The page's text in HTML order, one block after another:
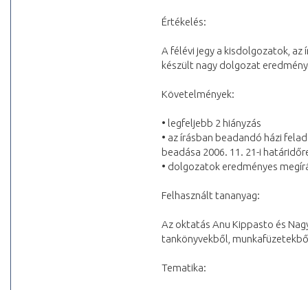
Értékelés:
A félévi jegy a kisdolgozatok,
készült nagy dolgozat
Követelmények:
• legfeljebb 2 hiányzás
• az írásban beadandó házi
beadása 2006. 11. 21-i
• dolgozatok eredményes
Felhasznált tananyag:
Az oktatás Anu Kippasto és
tankönyvekből,
Tematika: